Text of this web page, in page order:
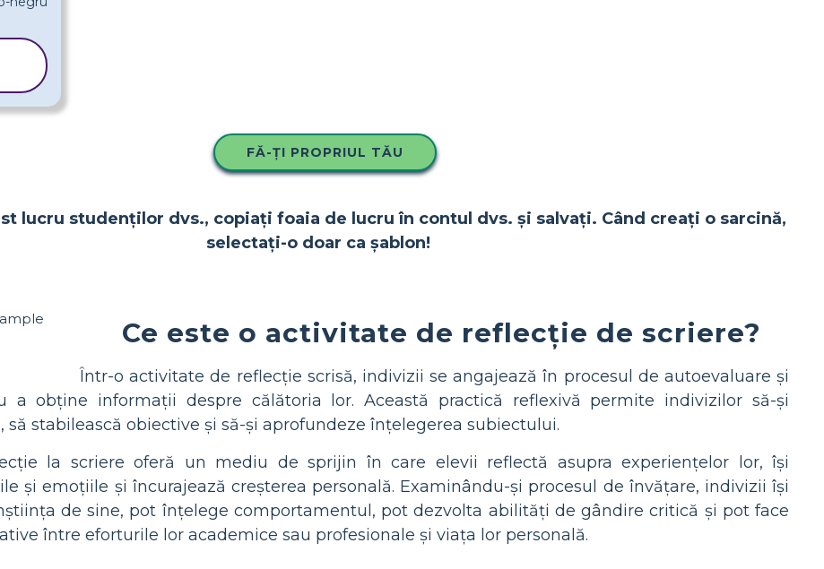
FĂ-ȚI PROPRIUL TĂU
lucru studenților dvs., copiați foaia de lucru în contul dvs. și salvați. Când creați o sarcină,
selectați-o doar ca șablon!
Ce este o activitate de reflecție de scriere?
Într-o activitate de reflecție scrisă, indivizii se angajează în procesul de autoevaluare și
a obține informații despre călătoria lor. Această practică reflexivă permite indivizilor să-și
să stabilească obiective și să-și aprofundeze înțelegerea subiectului.
la scriere oferă un mediu de sprijin în care elevii reflectă asupra experiențelor lor, își
și emoțiile și încurajează creșterea personală. Examinându-și procesul de învățare, indivizii își
de sine, pot înțelege comportamentul, pot dezvolta abilități de gândire critică și pot face
între eforturile lor academice sau profesionale și viața lor personală.